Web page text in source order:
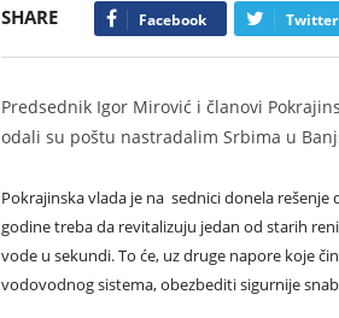
SHARE Facebook Twitter
Predsednik Igor Mirović i članovi
odali su poštu nastradalim Srbima u
Pokrajinska vlada je na sednici donela
godine treba da revitalizuju jedan od starih
vode u sekundi. To će, uz druge napore koje
vodovodnog sistema, obezbediti sigurnije